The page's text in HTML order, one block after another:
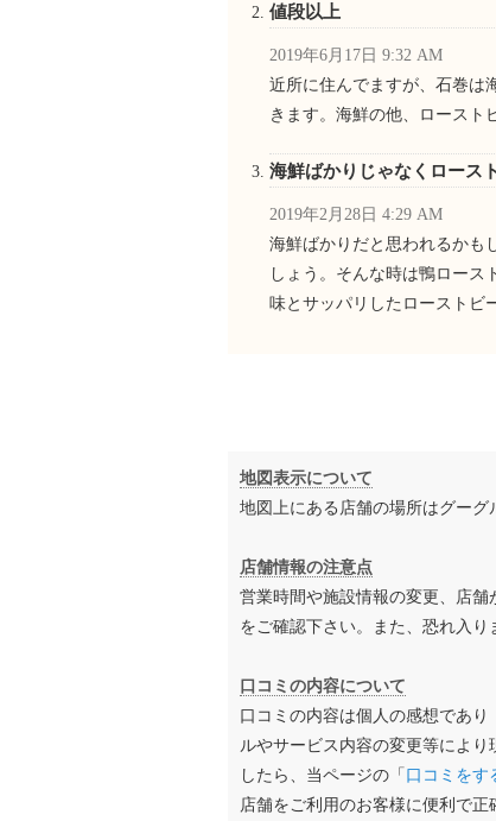
値段以上
2019年6月17日 9:32 AM
近所に住んでますが、石巻は
きます。海鮮の他、ロースト
海鮮ばかりじゃなくロース
2019年2月28日 4:29 AM
海鮮ばかりだと思われるかも
しょう。そんな時は鴨ロース
味とサッパリしたローストビ
地図表示について
地図上にある店舗の場所はグーグ
店舗情報の注意点
営業時間や施設情報の変更、店
をご確認下さい。また、恐れ入り
口コミの内容について
口コミの内容は個人の感想であ
ルやサービス内容の変更等によ
したら、当ページの「 口コミをす
店舗をご利用のお客様に便利で正